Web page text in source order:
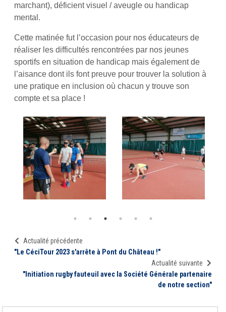
marchant), déficient visuel / aveugle ou handicap
mental.
Cette matinée fut l’occasion pour nos éducateurs de
réaliser les difficultés rencontrées par nos jeunes
sportifs en situation de handicap mais également de
l’aisance dont ils font preuve pour trouver la solution à
une pratique en inclusion où chacun y trouve son
compte et sa place !
Actualité précédente
"Le CéciTour 2023 s'arrête à Pont du Château !"
Actualité suivante
"Initiation rugby fauteuil avec la Société Générale partenaire
de notre section"